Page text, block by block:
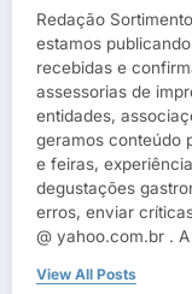
Redação
estamos
recebidas e
assessorias de
entidades,
geramos conteúdo
e feiras,
degustações
erros, enviar
@ yahoo.com.br .
View All Posts